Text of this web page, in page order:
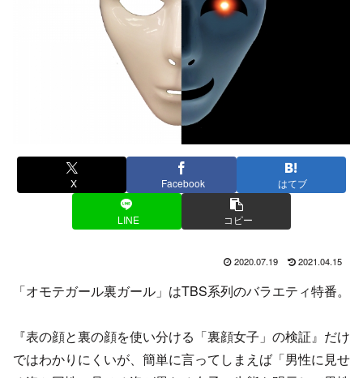
X Facebook はてブ
LINE コピー
2020.07.19 2021.04.15
「オモテガール裏ガール」はTBS系列のバラエティ特番。
『表の顔と裏の顔を使い分ける「裏顔女子」の検証』だけ
ではわかりにくいが、簡単に言ってしまえば「男性に見せ